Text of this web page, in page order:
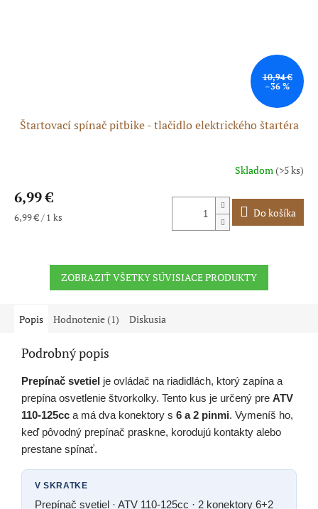
10,94 €
–36 %
Štartovací spínač pitbike - tlačidlo elektrického štartéra
produktu
je
5,0
hviezdičiek.
Skladom(>5 ks)
6,99 €
Jednotková
6,99 € / 1 ks Do košíka
ZOBRAZIŤ VŠETKY SÚVISIACE PRODUKTY
Popis Hodnotenie (1) Diskusia
Podrobný popis
Prepínač svetiel je ovládač na riadidlách, ktorý zapína a
prepína osvetlenie štvorkolky. Tento kus je určený pre ATV
110-125cc a má dva konektory s 6 a 2 pinmi. Vymeníš ho,
keď pôvodný prepínač praskne, korodujú kontakty alebo
prestane spínať.
V SKRATKE
Prepínač svetiel · ATV 110-125cc · 2 konektory 6+2